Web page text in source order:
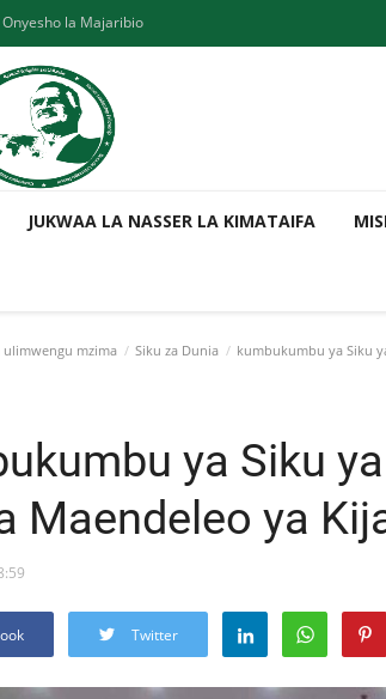
Onyesho la Majaribio
JUKWAA LA NASSER LA KIMATAIFA
ulimwengu mzima Siku za Dunia kumbukumbu ya Siku
ya Siku
Maendeleo ya
Twitter